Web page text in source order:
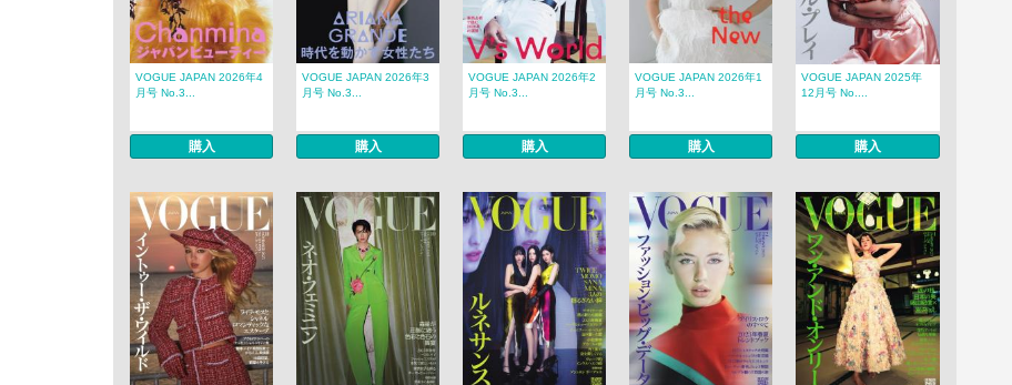
VOGUE JAPAN 2026年4
月号 No.3...
購入
VOGUE JAPAN 2026年3
月号 No.3...
購入
VOGUE JAPAN 2026年2
月号 No.3...
購入
VOGUE JAPAN 2026年1
月号 No.3...
購入
VOGUE JAPAN 2025年
12月号 No....
購入